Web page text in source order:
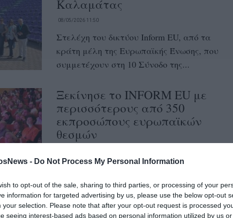
- Do Not Process My Personal Information
to opt-out of the sale, sharing to third parties, or processing of your
information for targeted advertising by us, please use the below opt-out
your selection. Please note that after your opt-out request is processed
seeing interest-based ads based on personal information utilized by us
Καλαμάτας
08/05/2026 11:50
Στελέχη του δικτύου Inform EU, από τα
κράτη μέλη της Ευρωπαϊκής Ένωσης, που
συμμετέχουν στη 10 Σύνοδο της...
Ξεκίνησε το INFORM EU με
περισσότερους από 350
εκπροσώπους ευρωπαϊκών
θεσμών
Ένα μικρό ευρωπαϊκό χωριό στήνεται στην
«καρδιά» της Καλαμάτας Ξεκίνησε χθες
στην Καλαμάτα η Ολομέλεια του INFORM
EU....